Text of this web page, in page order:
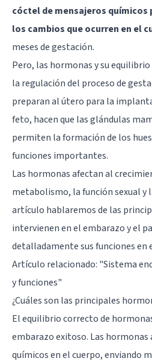
cóctel de mensajeros químicos
los cambios que ocurren en el
meses de gestación.
Pero, las hormonas y su
la regulación del proceso de
preparan al útero para la
feto, hacen que las glándulas
permiten la formación de los
funciones importantes.
Las hormonas afectan al
metabolismo, la función sexual y
artículo hablaremos de las
intervienen en el embarazo y el
detalladamente sus funciones en
Artículo relacionado: "Sistema
y funciones"
¿Cuáles son las principales
El equilibrio correcto de
embarazo exitoso. Las
químicos en el cuerpo, enviando